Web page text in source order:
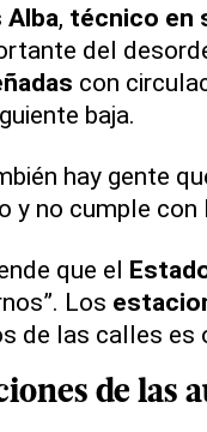
Alba, técnico en
del
con
baja.
hay gente
y no cumple con
que el
Los
de las calles
de las